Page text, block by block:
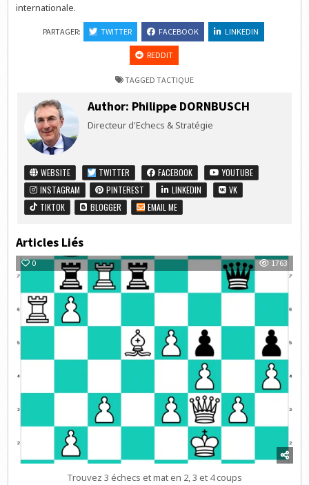
internationale.
PARTAGER: TWITTER FACEBOOK LINKEDIN
REDDIT
TAGGED TACTIQUE
Author: Philippe DORNBUSCH
Directeur d'Echecs & Stratégie
WEBSITE TWITTER FACEBOOK
YOUTUBE
INSTAGRAM
PINTEREST LINKEDIN
VK
TIKTOK
BLOGGER EMAIL ME
Articles Liés
0 1763
Trouvez 3 échecs et mat en 2, 3 et 4 coups